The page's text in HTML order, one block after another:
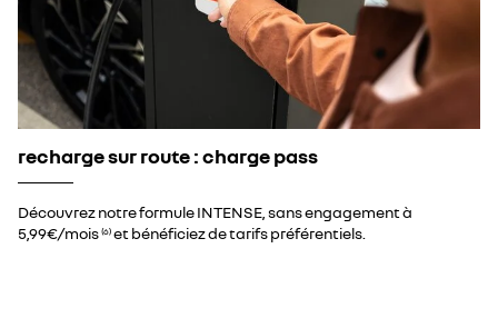
recharge sur route : charge pass
Découvrez notre formule INTENSE, sans engagement à
5,99€/mois (6) et bénéficiez de tarifs préférentiels.